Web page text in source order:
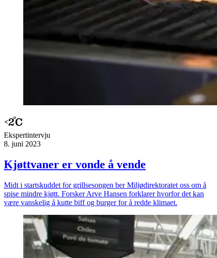
Ekspert­intervju
8. juni 2023
Kjøttvaner er vonde å vende
Midt i startskuddet for grillsesongen ber Miljødirektoratet oss om å
spise mindre kjøtt. Forsker Arve Hansen forklarer hvorfor det kan
være vanskelig å kutte biff og burger for å redde klimaet.